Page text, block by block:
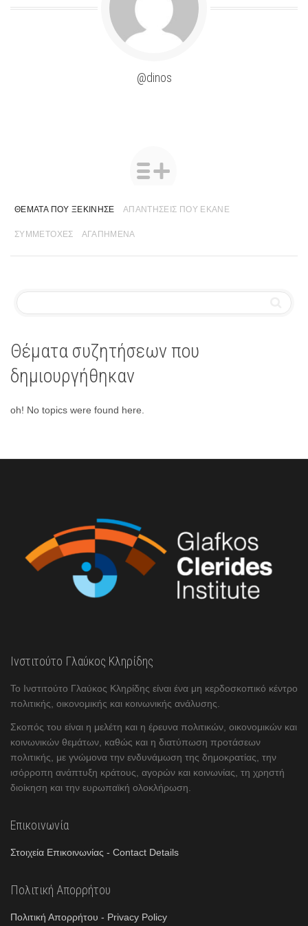
@dinos
ΘΈΜΑΤΑ ΠΟΥ ΞΕΚΊΝΗΣΕ ΑΠΑΝΤΉΣΕΙΣ ΠΟΥ ΈΚΑΝΕ
ΣΥΜΜΕΤΟΧΈΣ ΑΓΑΠΗΜΈΝΑ
Θέματα συζητήσεων που
δημιουργήθηκαν
oh! No topics were found here.
Ινστιτούτο Γλαύκος Κληρίδης
Το Ινστιτούτο Γλαύκος Κληρίδης είναι ένα μη κερδοσκοπικό κέντρο
πολιτικής, οικονομικής και κοινωνικής ανάλυσης.
Σκοπός του είναι η μελέτη και η έρευνα πολιτικών, οικονομικών και
κοινωνικών θεμάτων, καθώς και η διατύπωση προτάσεων
πολιτικής, με γνώμονα την ενδυνάμωση της δημοκρατίας, την
ισόρροπη ανάπτυξη κράτους, αγορών και κοινωνίας, τη χρηστή
διοίκηση και την ευρωπαϊκή ολοκλήρωση.
Επικοινωνία
Στοιχεία Επικοινωνίας - Contact Details
Πολιτική Απορρήτου
Πολιτική Απορρήτου - Privacy Policy